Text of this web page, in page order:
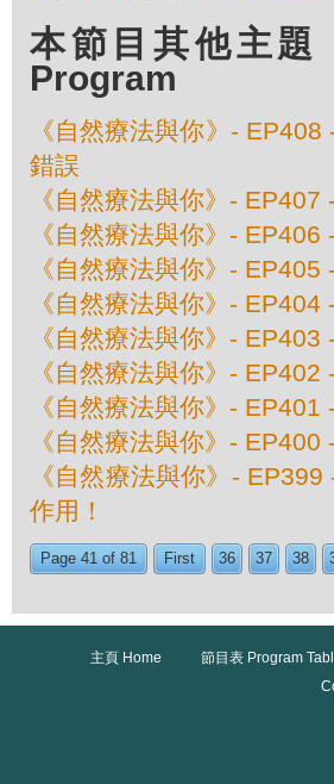
本節目其他主題
Program
《自然療法與你》-
錯誤
《自然療法與你》-
《自然療法與你》- EP406
《自然療法與你》-
《自然療法與你》-
《自然療法與你》-
《自然療法與你》-
《自然療法與你》-
《自然療法與你》-
《自然療法與你》-
作用！
Page 41 of 81 First 36 37 38
主頁 Home 節目表 Program